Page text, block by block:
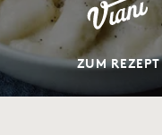
ZUM REZEPT